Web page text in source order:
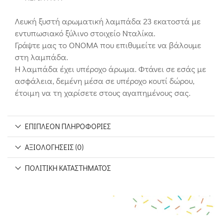
Λευκή ξυστή αρωματική λαμπάδα 23 εκατοστά με
εντυπωσιακό ξύλινο στοιχείο Νταλίκα.
Γράψτε μας το ΟΝΟΜΑ που επιθυμείτε να βάλουμε
στη λαμπάδα.
Η λαμπάδα έχει υπέροχο άρωμα. Φτάνει σε εσάς με
ασφάλεια, δεμένη μέσα σε υπέροχο κουτί δώρου,
έτοιμη να τη χαρίσετε στους αγαπημένους σας.
ΕΠΙΠΛΈΟΝ ΠΛΗΡΟΦΟΡΊΕΣ
ΑΞΙΟΛΟΓΉΣΕΙΣ (0)
ΠΟΛΙΤΙΚΉ ΚΑΤΑΣΤΉΜΑΤΟΣ